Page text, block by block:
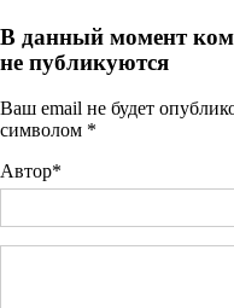
В данный момент
не публикуются
Ваш email не будет
символом *
Автор*